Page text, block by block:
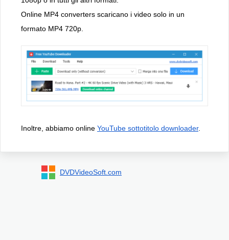
Online MP4 converters scaricano i video solo in un
formato MP4 720p.
Inoltre, abbiamo online YouTube sottotitolo downloader.
DVDVideoSoft.com